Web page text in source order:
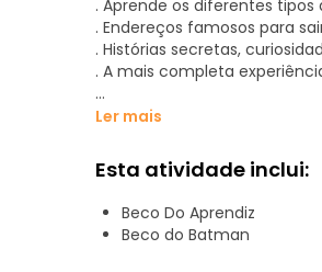
. Aprende os diferentes
. Endereços famosos para
. Histórias secretas,
. A mais completa
> SÓ COM A GENTE
. O TipMap Vila Madalena:
. 5 min de pic-break num
. Os melhores e mais
. Este é o primeiro e oficial
Ler mais
Esta atividade inclui:
Beco Do Aprendiz
Beco do Batman